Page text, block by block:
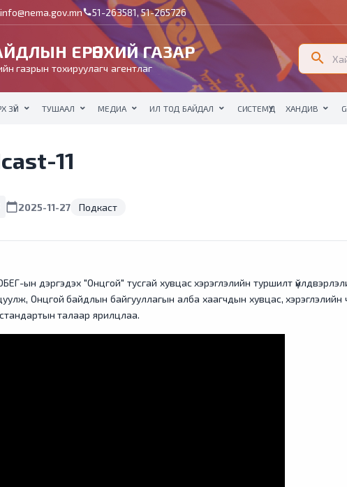
info@nema.gov.mncall51-263581, 51-265726
ЕРӨНХИЙ ГАЗАР
газрын тохируулагч агентлаг
search
ЗҮЙ ТУШААЛ МЕДИА ИЛ ТОД БАЙДАЛ СИСТЕМҮҮД ХАНДИВ
11
calendar_today2025-11-27 Подкаст
ын дэргэдэх "Онцгой" тусгай хувцас хэрэглэлийн туршилт
Онцгой байдлын байгууллагын алба хаагчдын хувцас, хэрэглэлийн
талаар ярилцлаа.